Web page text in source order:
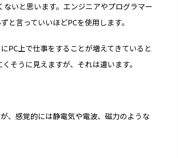
いと思います。エンジニアやプログラマー
と言っていいほどPCを使用します。
PC上で仕事をすることが増えてきていると
そうに見えますが、それは違います。
、感覚的には静電気や電波、磁力のような